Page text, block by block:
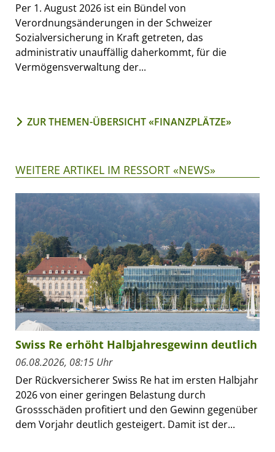
Per 1. August 2026 ist ein Bündel von
Verordnungsänderungen in der Schweizer
Sozialversicherung in Kraft getreten, das
administrativ unauffällig daherkommt, für die
Vermögensverwaltung der...
ZUR THEMEN-ÜBERSICHT «FINANZPLÄTZE»
WEITERE ARTIKEL IM RESSORT «NEWS»
Swiss Re erhöht Halbjahresgewinn deutlich
06.08.2026, 08:15 Uhr
Der Rückversicherer Swiss Re hat im ersten Halbjahr
2026 von einer geringen Belastung durch
Grossschäden profitiert und den Gewinn gegenüber
dem Vorjahr deutlich gesteigert. Damit ist der...